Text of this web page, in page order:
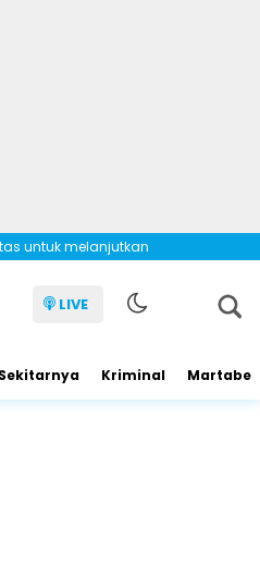
untuk melanjutkan
LIVE
Kriminal Martabe